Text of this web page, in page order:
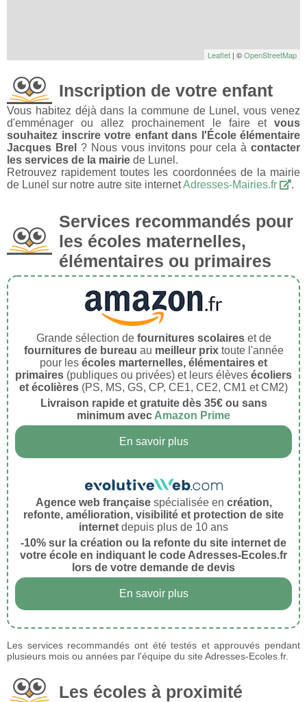
Leaflet | ©OpenStreetMap
Inscription de votre enfant
Vous habitez déjà dans la commune de Lunel, vous venez
d'emménager ou allez prochainement le faire et vous
souhaitez inscrire votre enfant dans l'École élémentaire
Jacques Brel
? Nous vous invitons pour cela àcontacter
les services de la mairie de Lunel.
Retrouvez rapidement toutes les coordonnées de la mairie
de Lunel sur notre autre site internetAdresses-Mairies.fr .
Services recommandés pour
les écoles maternelles,
élémentaires ou primaires
Grande sélection de fournitures scolaireset de
fournitures de bureau au meilleur prixtoute l'année
pour les écoles marternelles, élémentaires et
primaires (publiques ou privées) et leurs élèves écoliers
et écolières (PS, MS, GS, CP, CE1, CE2, CM1 et CM2)
Livraison rapide et gratuite dès 35€ ou sans
minimum avec Amazon Prime
En savoir plus
Agence web françaisespécialisée en création,
refonte, amélioration, visibilité et protection de site
internet depuis plus de 10 ans
-10% sur la création ou la refonte du site internet de
votre école en indiquant le code Adresses-Ecoles.fr
lors de votre demande de devis
En savoir plus
Les services recommandés ont été testés et approuvés pendant
plusieurs mois ou années par l'équipe du site Adresses-Ecoles.fr.
Les écoles à proximité